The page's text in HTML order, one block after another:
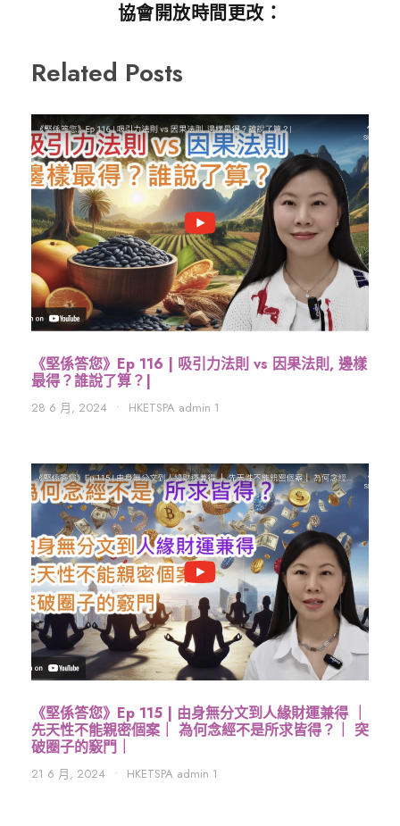
協會開放時間更改：
Related Posts
《堅係答您》Ep 116 | 吸引力法則 vs 因果法則, 邊樣
最得？誰說了算？|
28 6 月, 2024 • HKETSPA admin 1
《堅係答您》Ep 115 | 由身無分文到人緣財運兼得 ｜
先天性不能親密個案｜ 為何念經不是所求皆得？｜ 突
破圈子的竅門｜
21 6 月, 2024 • HKETSPA admin 1